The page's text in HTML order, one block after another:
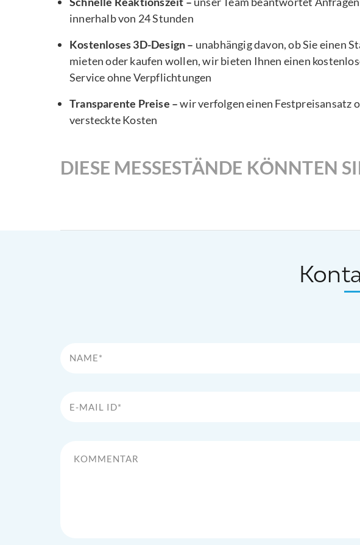
innerhalb von 24 Stunden
Kostenloses 3D-Design – unabhängig davon, ob Sie einen
mieten oder kaufen wollen, wir bieten Ihnen einen
Service ohne Verpflichtungen
Transparente Preise –wir verfolgen einen Festpreisansatz
versteckte Kosten
DIESE MESSESTÄNDE KÖNNTEN